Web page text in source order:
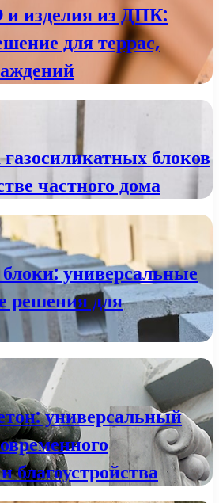
изделия из ДПК:
для террас,
блоков
частного дома
универсальные
решения для
универсальный
благоустройства